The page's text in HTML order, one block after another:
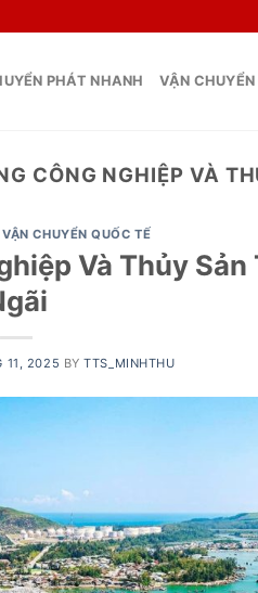
PHÁT NHANH VẬN CHUYỂN
CÔNG NGHIỆP VÀ
VẬN CHUYỂN QUỐC TẾ
Và Thủy Sản
11, 2025 BYTTS_MINHTHU